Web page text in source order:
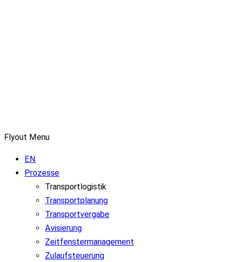
Flyout Menu
EN
Prozesse
Transportlogistik
Transportplanung
Transportvergabe
Avisierung
Zeitfenstermanagement
Zulaufsteuerung